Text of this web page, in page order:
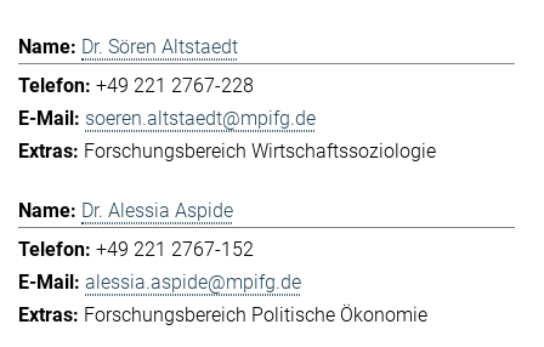
Dr. Sören Altstaedt
+49 221 2767-228
soeren.altstaedt@mpifg.de
Forschungsbereich Wirtschaftssoziologie
Dr. Alessia Aspide
+49 221 2767-152
alessia.aspide@mpifg.de
Forschungsbereich Politische Ökonomie